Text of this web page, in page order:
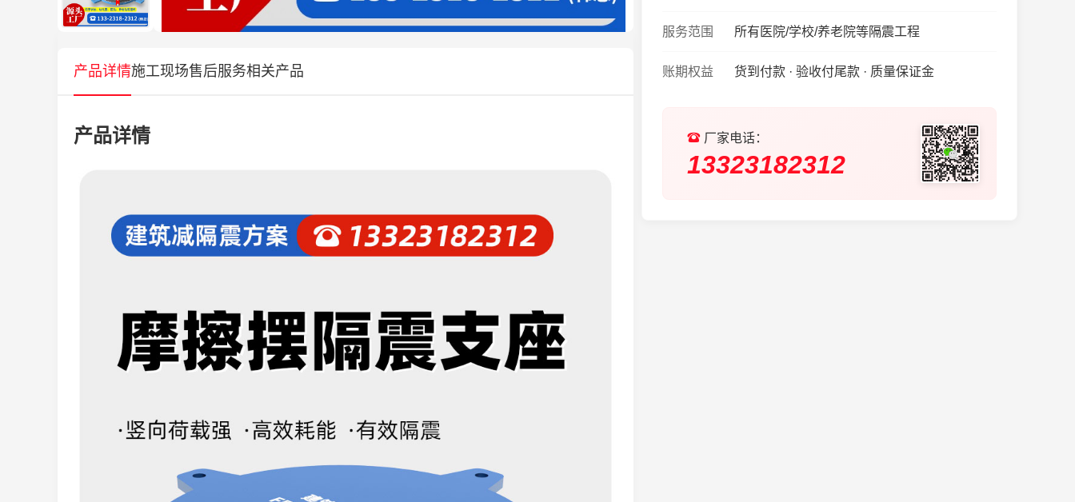
服务范围 所有医院/学校/养老院等隔震工程
账期权益 货到付款 · 验收付尾款 · 质量保证金
厂家电话：
13323182312
产品详情施工现场售后服务相关产品
产品详情